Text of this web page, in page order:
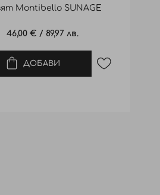
Montibello SUNAGE
46,00 € / 89,97 лв.
ДОБАВИ